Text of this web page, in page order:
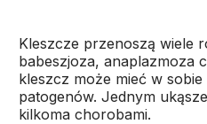
Kleszcze przenoszą wiele
babeszjoza, anaplazmoza
kleszcz może mieć w
patogenów. Jednym
kilkoma chorobami.